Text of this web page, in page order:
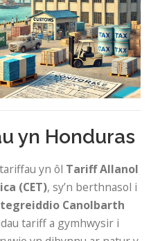
yn Honduras
yn ôl Tariff Allanol
(CET), sy’n berthnasol i
Canolbarth
tariff a gymhwysir i